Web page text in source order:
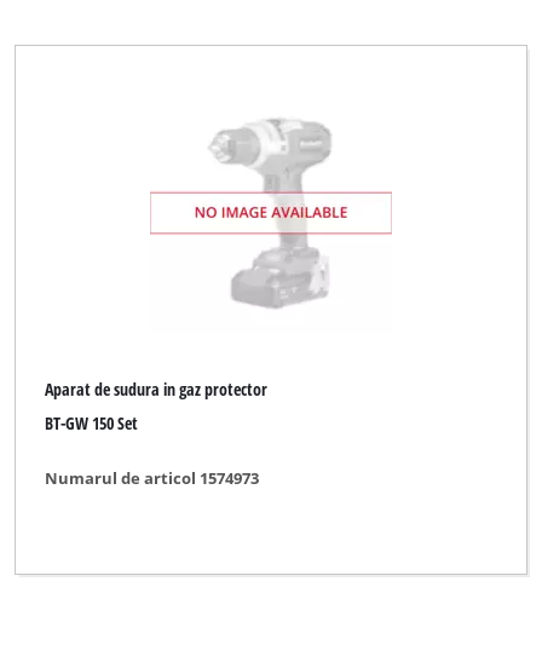
Aparat de sudura in gaz protector
BT-GW 150 Set
Numarul de articol 1574973